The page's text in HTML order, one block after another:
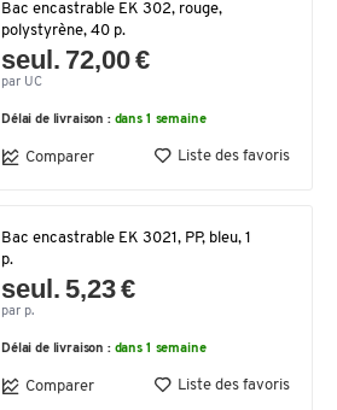
Bac encastrable EK 302, rouge,
polystyrène, 40 p.
seul. 72,00 €
par UC
Délai de livraison : dans 1 semaine
Comparer Liste des favoris
Bac encastrable EK 3021, PP, bleu, 1
p.
seul. 5,23 €
par p.
Délai de livraison : dans 1 semaine
Comparer Liste des favoris